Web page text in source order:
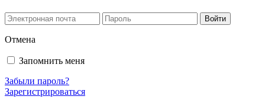
Отмена
Запомнить меня
Забыли пароль?
Зарегистрироваться